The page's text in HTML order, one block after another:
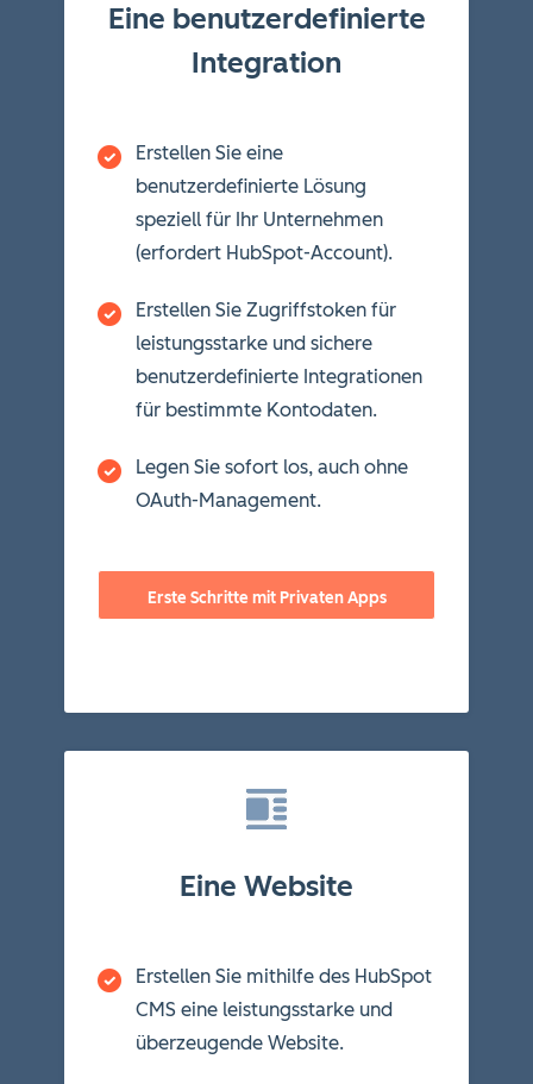
Eine benutzerdefinierte
Integration
Erstellen Sie eine
benutzerdefinierte Lösung
speziell für Ihr Unternehmen
(erfordert HubSpot-Account).
Erstellen Sie Zugriffstoken für
leistungsstarke und sichere
benutzerdefinierte Integrationen
für bestimmte Kontodaten.
Legen Sie sofort los, auch ohne
OAuth-Management.
Erste Schritte mit Privaten Apps
Eine Website
Erstellen Sie mithilfe des HubSpot
CMS eine leistungsstarke und
überzeugende Website.